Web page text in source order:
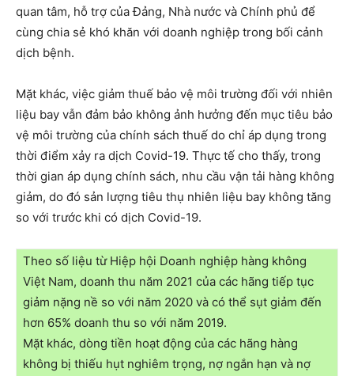
quan tâm, hỗ trợ của Đảng, Nhà nước và Chính phủ để
cùng chia sẻ khó khăn với doanh nghiệp trong bối cảnh
dịch bệnh.
Mặt khác, việc giảm thuế bảo vệ môi trường đối với nhiên
liệu bay vẫn đảm bảo không ảnh hưởng đến mục tiêu bảo
vệ môi trường của chính sách thuế do chỉ áp dụng trong
thời điểm xảy ra dịch Covid-19. Thực tế cho thấy, trong
thời gian áp dụng chính sách, nhu cầu vận tải hàng không
giảm, do đó sản lượng tiêu thụ nhiên liệu bay không tăng
so với trước khi có dịch Covid-19.
Theo số liệu từ Hiệp hội Doanh nghiệp hàng không
Việt Nam, doanh thu năm 2021 của các hãng tiếp tục
giảm nặng nề so với năm 2020 và có thể sụt giảm đến
hơn 65% doanh thu so với năm 2019.
Mặt khác, dòng tiền hoạt động của các hãng hàng
không bị thiếu hụt nghiêm trọng, nợ ngắn hạn và nợ